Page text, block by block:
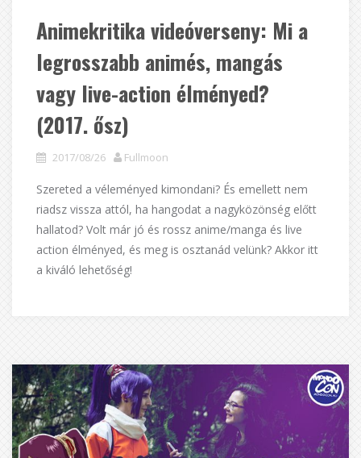
Animekritika videóverseny: Mi a
legrosszabb animés, mangás
vagy live-action élményed?
(2017. ősz)
2017/08/26 Fullmoon
Szereted a véleményed kimondani? És emellett nem
riadsz vissza attól, ha hangodat a nagyközönség előtt
hallatod? Volt már jó és rossz anime/manga és live
action élményed, és meg is osztanád velünk? Akkor itt
a kiváló lehetőség!